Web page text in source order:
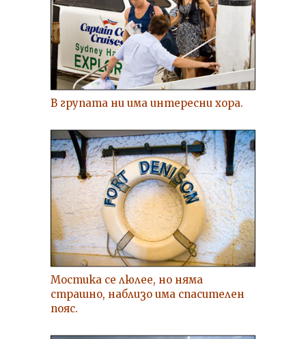
В групата ни има интересни хора.
Мостика се люлее, но няма
страшно, наблизо има спасителен
пояс.